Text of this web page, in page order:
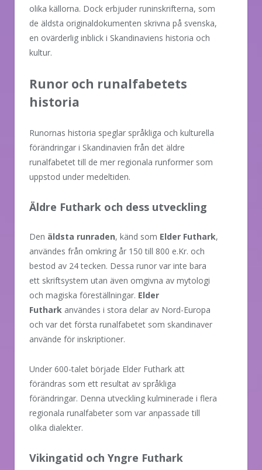
olika källorna. Dock erbjuder runinskrifterna, som
de äldsta originaldokumenten skrivna på svenska,
en ovärderlig inblick i Skandinaviens historia och
kultur.
Runor och runalfabetets
historia
Runornas historia speglar språkliga och kulturella
förändringar i Skandinavien från det äldre
runalfabetet till de mer regionala runformer som
uppstod under medeltiden.
Äldre Futhark och dess utveckling
Den äldsta runraden, känd som Elder Futhark,
användes från omkring år 150 till 800 e.Kr. och
bestod av 24 tecken. Dessa runor var inte bara
ett skriftsystem utan även omgivna av mytologi
och magiska föreställningar. Elder
Futhark användes i stora delar av Nord-Europa
och var det första runalfabetet som skandinaver
använde för inskriptioner.
Under 600-talet började Elder Futhark att
förändras som ett resultat av språkliga
förändringar. Denna utveckling kulminerade i flera
regionala runalfabeter som var anpassade till
olika dialekter.
Vikingatid och Yngre Futhark